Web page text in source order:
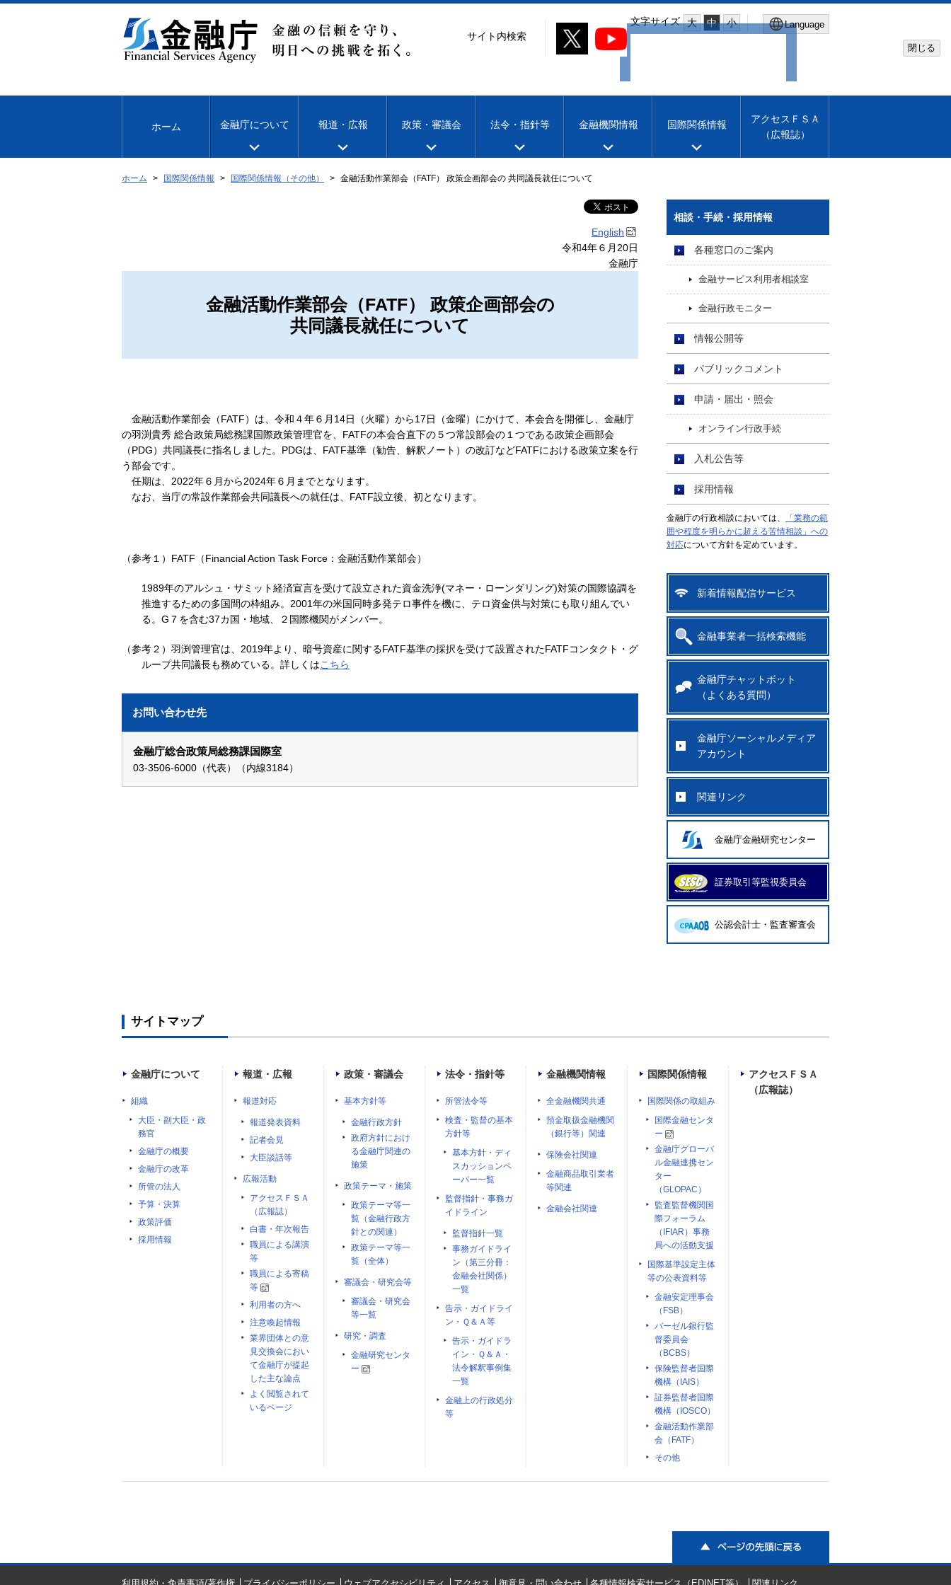
文
移
文字サイズ 大 中 小 Language
Machine translation
閉じる
サイト内検索
ホーム 金融庁について 報道・広報 政策・審議会 法令・指針等 金融機関情報 国際関係情報
アクセスＦＳＡ
（広報誌）
ホーム 国際関係情報 国際関係情報（その他） 金融活動作業部会（FATF） 政策企画部会の 共同議長就任について
English
令和4年６月20日
金融庁
金融活動作業部会（FATF） 政策企画部会の
共同議長就任について
金融活動作業部会（FATF）は、令和４年６月14日（火曜）から17日（金曜）にかけて、本会合を開催し、金融庁
の羽渕貴秀 総合政策局総務課国際政策管理官を、FATFの本会合直下の５つ常設部会の１つである政策企画部会
（PDG）共同議長に指名しました。PDGは、FATF基準（勧告、解釈ノート）の改訂などFATFにおける政策立案を行
う部会です。
任期は、2022年６月から2024年６月までとなります。
なお、当庁の常設作業部会共同議長への就任は、FATF設立後、初となります。
（参考１）FATF（Financial Action Task Force：金融活動作業部会）
1989年のアルシュ・サミット経済宣言を受けて設立された資金洗浄(マネー・ローンダリング)対策の国際協調を
推進するための多国間の枠組み。2001年の米国同時多発テロ事件を機に、テロ資金供与対策にも取り組んでい
る。G７を含む37カ国・地域、２国際機関がメンバー。
（参考２）羽渕管理官は、2019年より、暗号資産に関するFATF基準の採択を受けて設置されたFATFコンタクト・グ
ループ共同議長も務めている。詳しくはこちら
お問い合わせ先
金融庁総合政策局総務課国際室
03-3506-6000（代表）（内線3184）
相談・手続・採用情報
各種窓口のご案内
金融サービス利用者相談室
金融行政モニター
情報公開等
パブリックコメント
申請・届出・照会
オンライン行政手続
入札公告等
採用情報
金融庁の行政相談においては、
「業務の範
囲や程度を明らかに超える苦情相談」への
対応について方針を定めています。
新着情報配信サービス
金融事業者一括検索機能
金融庁チャットボット
（よくある質問）
金融庁ソーシャルメディア
アカウント
関連リンク
金融庁金融研究センター
証券取引等監視委員会
公認会計士・監査審査会
サイトマップ
金融庁について
組織
大臣・副大臣・政
務官
金融庁の概要
金融庁の改革
所管の法人
予算・決算
政策評価
採用情報
報道・広報
報道対応
報道発表資料
記者会見
大臣談話等
広報活動
アクセスＦＳＡ
（広報誌）
白書・年次報告
職員による講演
等
職員による寄稿
等
利用者の方へ
注意喚起情報
業界団体との意
見交換会におい
て金融庁が提起
した主な論点
よく閲覧されて
いるページ
政策・審議会
基本方針等
金融行政方針
政府方針におけ
る金融庁関連の
施策
政策テーマ・施策
政策テーマ等一
覧（金融行政方
針との関連）
政策テーマ等一
覧（全体）
審議会・研究会等
審議会・研究会
等一覧
研究・調査
金融研究センタ
ー
法令・指針等
所管法令等
検査・監督の基本
方針等
基本方針・ディ
スカッションペ
ーパー一覧
監督指針・事務ガ
イドライン
監督指針一覧
事務ガイドライ
ン（第三分冊：
金融会社関係）
一覧
告示・ガイドライ
ン・Ｑ＆Ａ等
告示・ガイドラ
イン・Ｑ＆Ａ・
法令解釈事例集
一覧
金融上の行政処分
等
金融機関情報
全金融機関共通
預金取扱金融機関
（銀行等）関連
保険会社関連
金融商品取引業者
等関連
金融会社関連
国際関係情報
国際関係の取組み
国際金融センタ
ー
金融庁グローバ
ル金融連携セン
ター
（GLOPAC）
監査監督機関国
際フォーラム
（IFIAR）事務
局への活動支援
国際基準設定主体
等の公表資料等
金融安定理事会
（FSB）
バーゼル銀行監
督委員会
（BCBS）
保険監督者国際
機構（IAIS）
証券監督者国際
機構（IOSCO）
金融活動作業部
会（FATF）
その他
アクセスＦＳＡ
（広報誌）